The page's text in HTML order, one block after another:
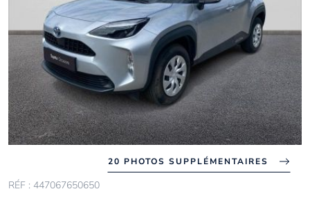
20 PHOTOS SUPPLÉMENTAIRES
RÉF : 447067650650